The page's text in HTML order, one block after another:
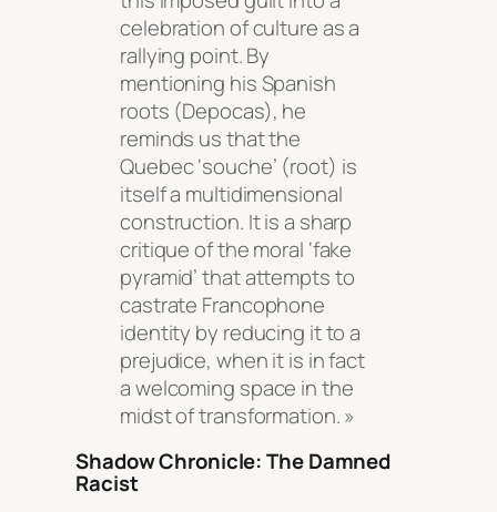
celebration of culture as a
rallying point. By
mentioning his Spanish
roots (Depocas), he
reminds us that the
Quebec ‘souche’ (root) is
itself a multidimensional
construction. It is a sharp
critique of the moral ‘fake
pyramid’ that attempts to
castrate Francophone
identity by reducing it to a
prejudice, when it is in fact
a welcoming space in the
midst of transformation. »
Shadow Chronicle: The Damned
Racist